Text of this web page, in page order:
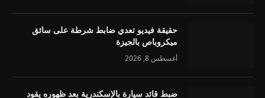
حقيقة فيديو تعدي ضابط شرطة على سائق
ميكروباص بالجيزة
أغسطس 8, 2026
ضبط قائد سيارة بالإسكندرية بعد ظهوره يقود